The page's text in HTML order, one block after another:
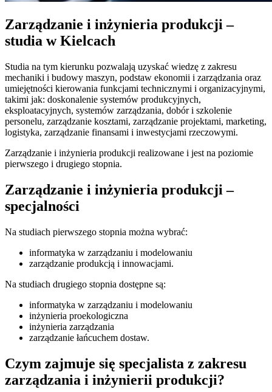
Zarządzanie i inżynieria produkcji –
studia w Kielcach
Studia na tym kierunku pozwalają uzyskać wiedzę z zakresu
mechaniki i budowy maszyn, podstaw ekonomii i zarządzania oraz
umiejętności kierowania funkcjami technicznymi i organizacyjnymi,
takimi jak: doskonalenie systemów produkcyjnych,
eksploatacyjnych, systemów zarządzania, dobór i szkolenie
personelu, zarządzanie kosztami, zarządzanie projektami, marketing,
logistyka, zarządzanie finansami i inwestycjami rzeczowymi.
Zarządzanie i inżynieria produkcji realizowane i jest na poziomie
pierwszego i drugiego stopnia.
Zarządzanie i inżynieria produkcji –
specjalności
Na studiach pierwszego stopnia można wybrać:
informatyka w zarządzaniu i modelowaniu
zarządzanie produkcją i innowacjami.
Na studiach drugiego stopnia dostępne są:
informatyka w zarządzaniu i modelowaniu
inżynieria proekologiczna
inżynieria zarządzania
zarządzanie łańcuchem dostaw.
Czym zajmuje się specjalista z zakresu
zarządzania i inżynierii produkcji?